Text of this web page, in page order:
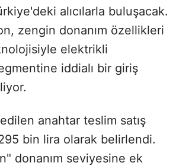
alıcılarla buluşacak.
zengin donanım özellikleri
elektrikli
iddialı bir giriş
anahtar teslim satış
bin lira olarak belirlendi.
donanım seviyesine ek